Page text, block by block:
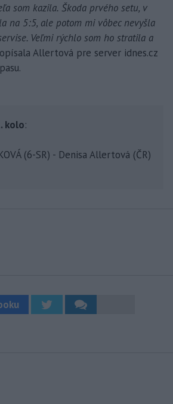
som kazila. Škoda prvého setu, v
na 5:5, ale potom mi vôbec nevyšla
Veľmi rýchlo som ho stratila a
opísala Allertová pre server idnes.cz
kolo:
(6-SR) - Denisa Allertová (ČR)